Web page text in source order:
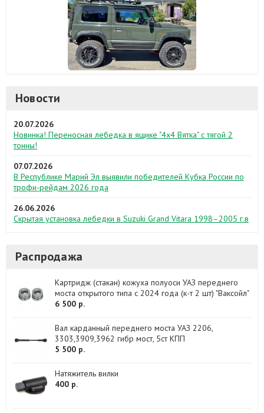
Новости
20.07.2026
Новинка! Переносная лебедка в ящике "4х4 Вятка" с тягой 2
тонны!
07.07.2026
В Республике Марий Эл выявили победителей Кубка России по
трофи-рейдам 2026 года
26.06.2026
Скрытая установка лебедки в Suzuki Grand Vitara 1998–2005 г.в
Распродажа
Картридж (стакан) кожуха полуоси УАЗ переднего
моста открытого типа с 2024 года (к-т 2 шт) "Ваксойл"
6 500 р.
Вал карданный переднего моста УАЗ 2206,
3303,3909,3962 гибр мост, 5ст КПП
5 500 р.
Натяжитель вилки
400 р.